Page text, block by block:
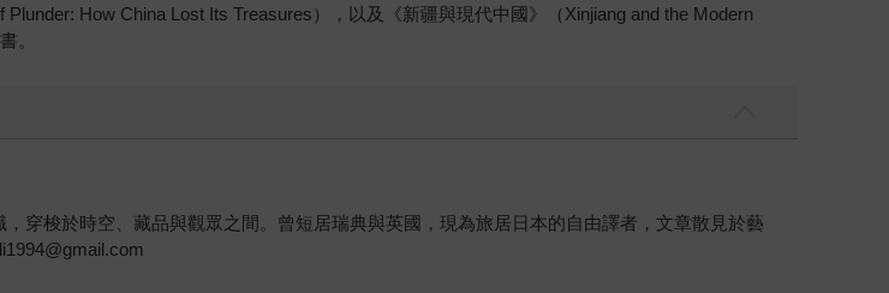
How China Lost Its Treasures），以及《新疆與現代中國》（Xinjiang and the Modern
。
穿梭於時空、藏品與觀眾之間。曾短居瑞典與英國，現為旅居日本的自由譯者，文章散見於藝